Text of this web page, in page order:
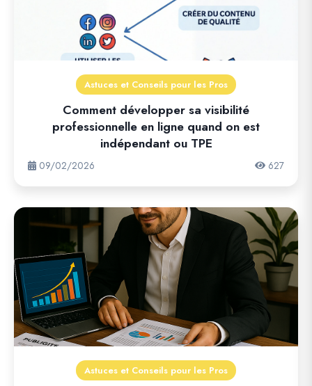
Astuces et Conseils pour les Pros
Comment développer sa visibilité
professionnelle en ligne quand on est
indépendant ou TPE
09/02/2026 627
Astuces et Conseils pour les Pros